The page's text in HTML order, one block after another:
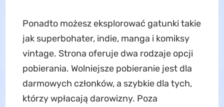
Ponadto możesz eksplorować gatunki takie
jak superbohater, indie, manga i komiksy
vintage. Strona oferuje dwa rodzaje opcji
pobierania. Wolniejsze pobieranie jest dla
darmowych członków, a szybkie dla tych,
którzy wpłacają darowizny. Poza